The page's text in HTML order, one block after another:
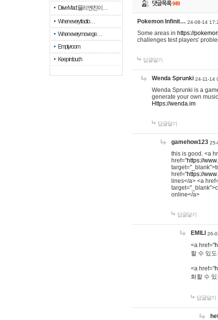
Drive Mad: 물리 엔진이 …
When every fractio…
When every move ge…
Empty room
Keep in touch
댓글목록949
Pokemon Infinit… 24-08-14
Some areas in https://
challenges test players'
답글달기
Wenda Sprunki 24-11-14
Wenda Sprunki is a
generate your own
Https://wenda.im
답글달기
gamehow123 25-
this is good. <a
href="https://
href="https://
lines</a> <a
online</a>
답글달기
EMILI 26-
<a href="
할 수 있
<a href="
화할 수
답글달기